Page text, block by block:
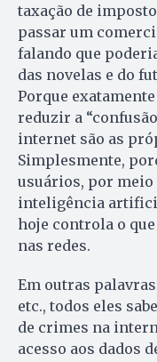
taxação de
passar um
falando que
das novelas e do
Porque
reduzir a
internet são as
Simplesmente,
usuários, por meio
inteligência
hoje controla o que
nas redes.
Em outras
etc., todos eles
de crimes na
acesso aos dados